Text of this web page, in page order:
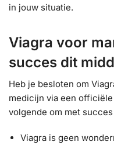
in jouw situatie.
Viagra voor
succes dit
Heb je besloten om
medicijn via een
volgende om met
Viagra is geen